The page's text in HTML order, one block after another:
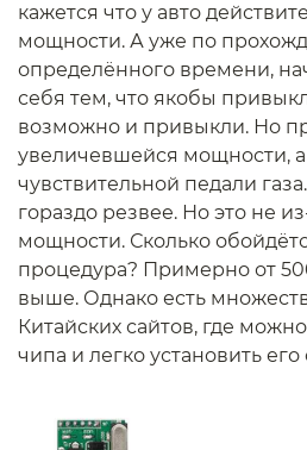
кажется что у авто
мощности. А уже по
определённого времени,
себя тем, что якобы
возможно и привыкли. Но
увеличевшейся мощности, а
чувствительной педали
гораздо резвее. Но это не
мощности. Сколько
процедура? Примерно от
выше. Однако есть
Китайских сайтов, где
чипа и легко установить